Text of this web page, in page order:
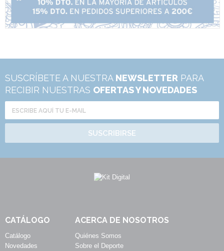
SUSCRÍBETE A NUESTRA NEWSLETTER PARA
RECIBIR NUESTRAS OFERTAS Y NOVEDADES
SUSCRIBIRSE
CATÁLOGO
Catálogo
Novedades
ACERCA DE NOSOTROS
Quiénes Somos
Sobre el Deporte